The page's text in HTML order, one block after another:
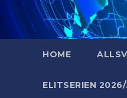
HOME
ELITSERIEN